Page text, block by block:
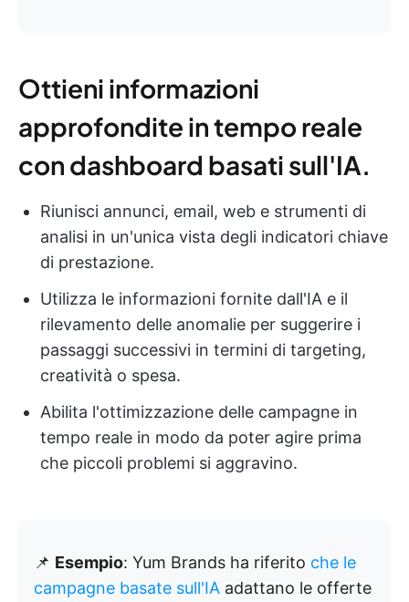
Ottieni informazioni
approfondite in tempo reale
con dashboard basati sull'IA.
Riunisci annunci, email, web e strumenti di
analisi in un'unica vista degli indicatori chiave
di prestazione.
Utilizza le informazioni fornite dall'IA e il
rilevamento delle anomalie per suggerire i
passaggi successivi in termini di targeting,
creatività o spesa.
Abilita l'ottimizzazione delle campagne in
tempo reale in modo da poter agire prima
che piccoli problemi si aggravino.
📌 Esempio: Yum Brands ha riferito che le
campagne basate sull'IA adattano le offerte